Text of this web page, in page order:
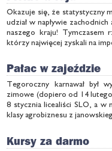
Okazuje się, że statystyczny
udział w napływie
naszego kraju! Tymczasem
którzy najwięcej zyskali na
Pałac w zajeździe
Tegoroczny karnawał był
zimowe (dopiero od 14
8 stycznia licealiści SLO, a w
klasy agrobiznesu z
Kursy za darmo